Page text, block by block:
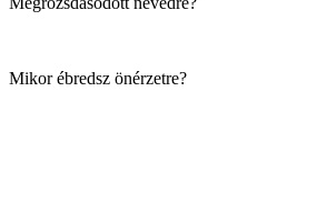
Mikor ébredsz önérzetre?